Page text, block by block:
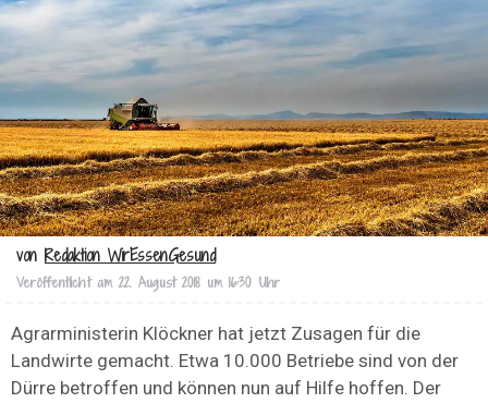
von Redaktion WirEssenGesund
Veröffentlicht am 22. August 2018 um 16:30 Uhr
Agrarministerin Klöckner hat jetzt Zusagen für die
Landwirte gemacht. Etwa 10.000 Betriebe sind von der
Dürre betroffen und können nun auf Hilfe hoffen. Der